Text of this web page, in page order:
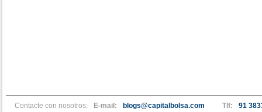
Contacte con nosotros: E-mail: blogs@capitalbolsa.com Tlf: 91